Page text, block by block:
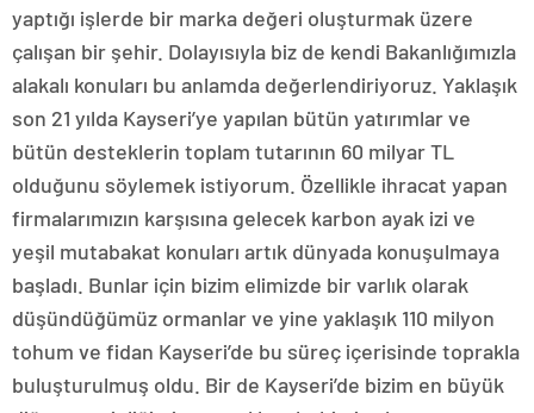
yaptığı işlerde bir marka değeri oluşturmak üzere
çalışan bir şehir. Dolayısıyla biz de kendi Bakanlığımızla
alakalı konuları bu anlamda değerlendiriyoruz. Yaklaşık
son 21 yılda Kayseri’ye yapılan bütün yatırımlar ve
bütün desteklerin toplam tutarının 60 milyar TL
olduğunu söylemek istiyorum. Özellikle ihracat yapan
firmalarımızın karşısına gelecek karbon ayak izi ve
yeşil mutabakat konuları artık dünyada konuşulmaya
başladı. Bunlar için bizim elimizde bir varlık olarak
düşündüğümüz ormanlar ve yine yaklaşık 110 milyon
tohum ve fidan Kayseri’de bu süreç içerisinde toprakla
buluşturulmuş oldu. Bir de Kayseri’de bizim en büyük